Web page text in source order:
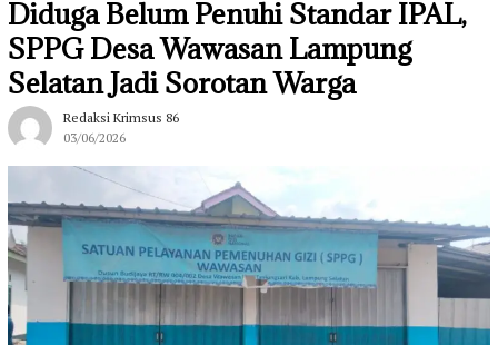
Diduga Belum Penuhi Standar IPAL,
SPPG Desa Wawasan Lampung
Selatan Jadi Sorotan Warga
Redaksi Krimsus 86
03/06/2026